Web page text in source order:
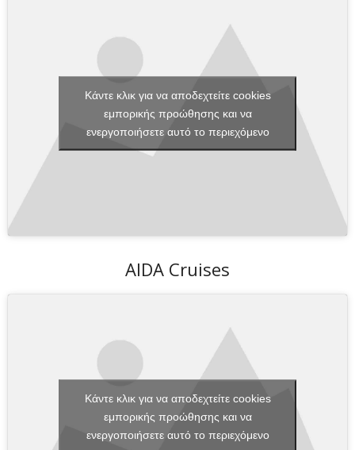
Κάντε κλικ για να αποδεχτείτε cookies
εμπορικής προώθησης και να
ενεργοποιήσετε αυτό το περιεχόμενο
AIDA Cruises
Κάντε κλικ για να αποδεχτείτε cookies
εμπορικής προώθησης και να
ενεργοποιήσετε αυτό το περιεχόμενο